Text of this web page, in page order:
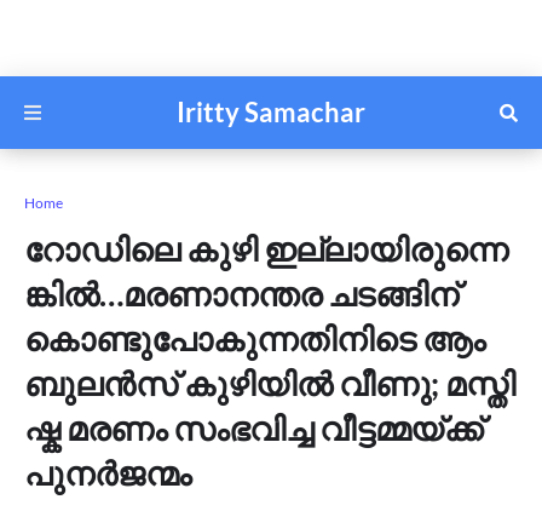
Iritty Samachar
Home
റോ​ഡി​ലെ കു​ഴി ഇ​ല്ലാ​യി​രു​ന്നെ​
ങ്കി​ൽ…​മ​ര​ണാ​ന​ന്ത​ര ച​ട​ങ്ങി​ന്
കൊ​ണ്ടു​പോ​കു​ന്ന​തി​നി​ടെ ആം​
ബു​ല​ൻ​സ് കു​ഴി​യി​ൽ വീ​ണു; മ​സ്തി​
ഷ്ക മ​ര​ണം സം​ഭ​വി​ച്ച വീ​ട്ട​മ്മ​യ്ക്ക്
പു​ന​ർ​ജ​ന്മം